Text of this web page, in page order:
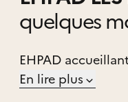
quelques
EHPAD
En lire plus